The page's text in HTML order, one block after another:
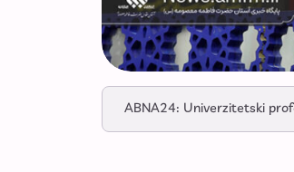
ABNA24: Univerzitetski